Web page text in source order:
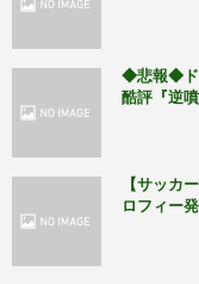
◆悲報◆ド
酷評『逆
【サッカ
ロフィー